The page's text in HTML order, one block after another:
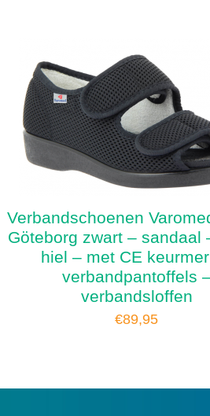
Verbandschoenen
Göteborg zwart – sandaal
hiel – met CE
verbandpantoffels
verbandsloffen
€89,95